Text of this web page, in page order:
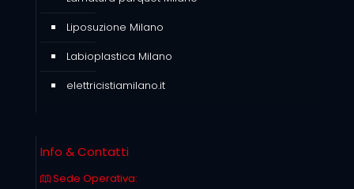
Liposuzione Milano
Labioplastica Milano
elettricistiamilano.it
Info & Contatti
Sede Operativa: